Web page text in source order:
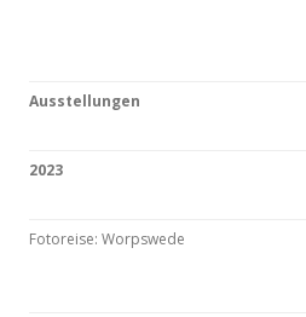
Ausstellungen
2023
Fotoreise: Worpswede